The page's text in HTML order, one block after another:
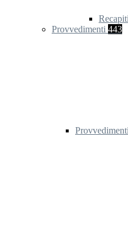
Provvedimenti 443